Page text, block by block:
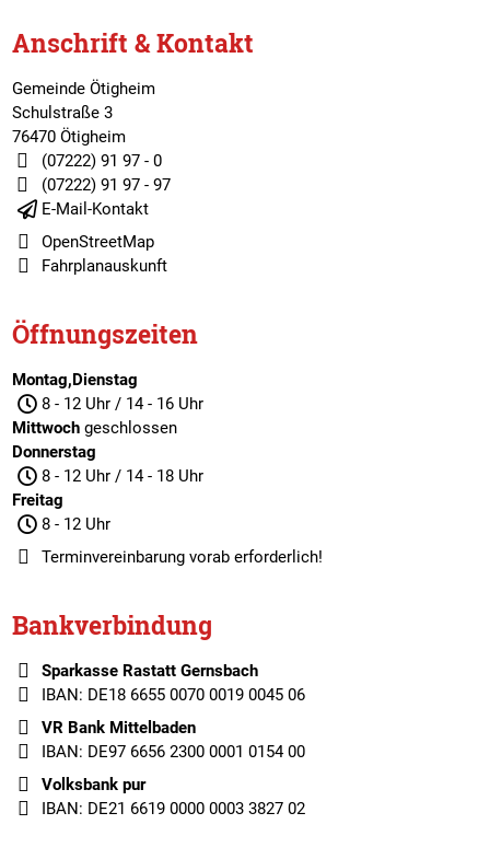
Anschrift & Kontakt
Gemeinde Ötigheim
Schulstraße 3
76470 Ötigheim
(07222) 91 97 - 0
(07222) 91 97 - 97
E-Mail-Kontakt
OpenStreetMap
Fahrplanauskunft
Öffnungszeiten
Montag,Dienstag
8 - 12 Uhr / 14 - 16 Uhr
Mittwochgeschlossen
Donnerstag
8 - 12 Uhr / 14 - 18 Uhr
Freitag
8 - 12 Uhr
Terminvereinbarungvorab erforderlich!
Bankverbindung
Sparkasse Rastatt Gernsbach
IBAN: DE18 6655 0070 0019 0045 06
VR Bank Mittelbaden
IBAN: DE97 6656 2300 0001 0154 00
Volksbank pur
IBAN: DE21 6619 0000 0003 3827 02